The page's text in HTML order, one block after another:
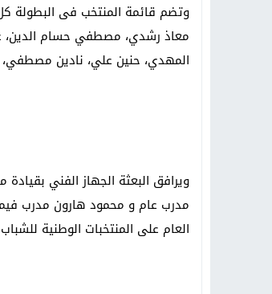
وتضم قائمة المنتخب فى البطولة
معاذ رشدي، مصطفي حسام الدين،
المهدي، حنين علي، نادين مصطفي،
ويرافق البعثة الجهاز الفني
مدرب عام و محمود هارون مدرب
العام على المنتخبات الوطنية